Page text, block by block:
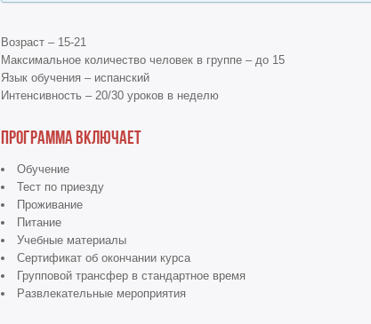
Возраст – 15-21
Максимальное количество человек в группе – до 15
Язык обучения – испанский
Интенсивность – 20/30 уроков в неделю
Программа включает
Обучение
Тест по приезду
Проживание
Питание
Учебные материалы
Сертификат об окончании курса
Групповой трансфер в стандартное время
Развлекательные мероприятия